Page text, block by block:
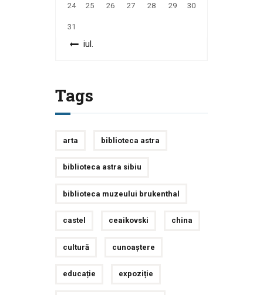
24 25 26 27 28 29 30
31
« iul.
Tags
arta biblioteca astra
biblioteca astra sibiu
biblioteca muzeului brukenthal
castel ceaikovski china
cultură cunoaștere
educație expoziție